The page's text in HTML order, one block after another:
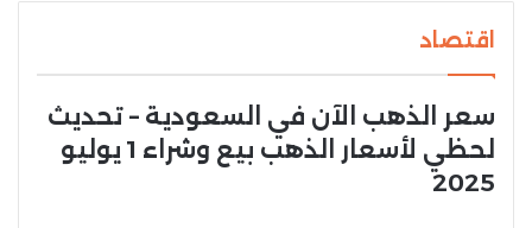
اقتصاد
سعر الذهب الآن في السعودية – تحديث
لحظي لأسعار الذهب بيع وشراء 1 يوليو
2025